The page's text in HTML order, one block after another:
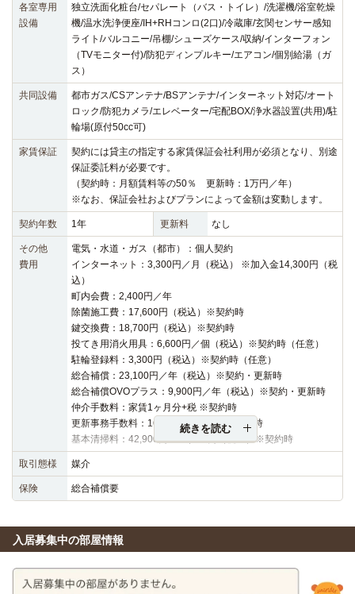
各室専用
設備
独立洗面化粧台/セパレート（バス・トイレ）/洗濯機/浴室乾燥
機/温水洗浄便座/IH+RHコンロ(2口)/冷蔵庫/玄関センサー感知
ライト/バルコニー/吊棚/シューズケース/収納/インターフォン
（TVモニター付)/防犯ディンプルキー/エアコン/個別給湯（ガ
ス）
共同設備
都市ガス/CSアンテナ/BSアンテナ/インターネット対応/オート
ロック/防犯カメラ/エレベーター/宅配BOX/浄水器設置(共用)/駐
輪場(原付50cc可)
家賃保証
契約には貸主の指定する家賃保証会社利用が必須となり、別途
保証委託料が必要です。
（契約時：月額賃料等の50％ 更新時：1万円／年）
※なお、保証会社およびプランによって金額は変動します。
契約年数 1年 更新料 なし
その他
費用
電気・水道・ガス（都市）：個人契約
インターネット：3,300円／月（税込） ※加入金14,300円（税
込）
町内会費：2,400円／年
除菌施工費：17,600円（税込）※契約時
鍵交換費：18,700円（税込）※契約時
投てき用消火用具：6,600円／個（税込）※契約時（任意）
駐輪登録料：3,300円（税込）※契約時（任意）
総合補償：23,100円／年（税込）※契約・更新時
総合補償OVOプラス：9,900円／年（税込）※契約・更新時
仲介手数料：家賃1ヶ月分+税 ※契約時
更新事務手数料：16,500円（税込）※更新時
基本清掃料：42,900円～48,400円（税込）※契約時
続きを読む
取引態様 媒介
保険 総合補償要
入居募集中の部屋情報